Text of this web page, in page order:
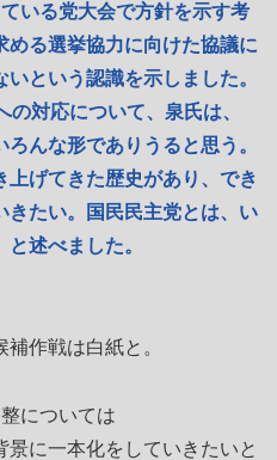
いる党大会で方針を示す考
める選挙協力に向けた協議に
という認識を示しました。
対応について、泉氏は、
ろんな形でありうると思う。
げてきた歴史があり、でき
きたい。国民民主党とは、い
述べました。
作戦は白紙と。
については
に一本化をしていきたいと